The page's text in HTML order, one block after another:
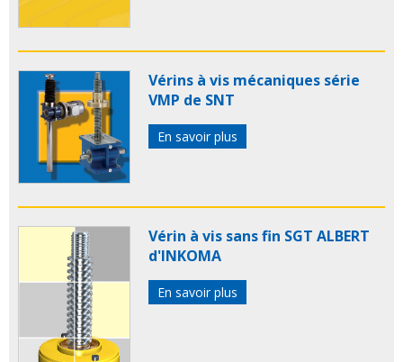
Vérins à vis mécaniques série
VMP de SNT
En savoir plus
Vérin à vis sans fin SGT ALBERT
d'INKOMA
En savoir plus